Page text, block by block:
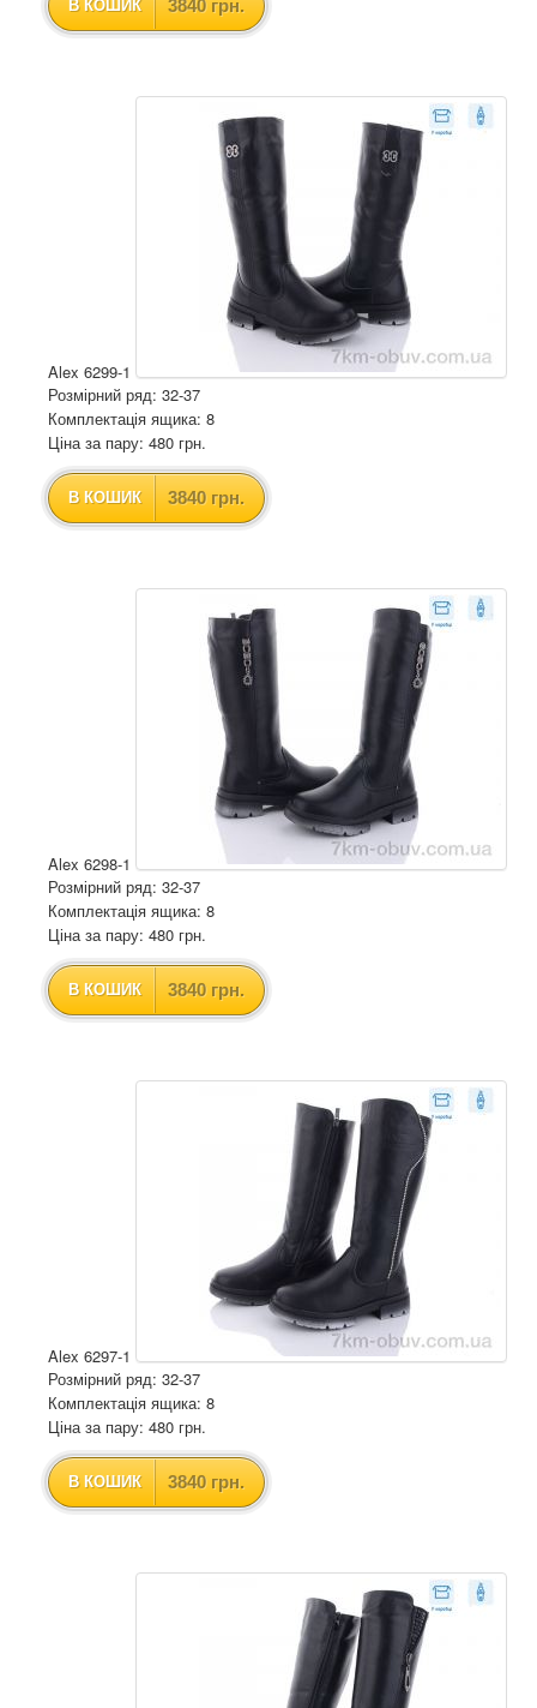
В КОШИК 3840 грн.
Alex 6299-1
Розмірний ряд: 32-37
Комплектація ящика: 8
Ціна за пару: 480 грн.
В КОШИК 3840 грн.
Alex 6298-1
Розмірний ряд: 32-37
Комплектація ящика: 8
Ціна за пару: 480 грн.
В КОШИК 3840 грн.
Alex 6297-1
Розмірний ряд: 32-37
Комплектація ящика: 8
Ціна за пару: 480 грн.
В КОШИК 3840 грн.